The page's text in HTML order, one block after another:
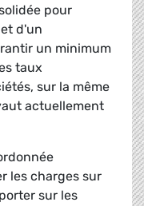
pour
d'un
un minimum
taux
sur la même
actuellement
les charges sur
sur les